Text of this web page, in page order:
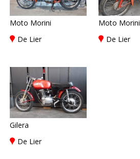
Moto Morini
De Lier
Moto Morini
De Lier
Gilera
De Lier